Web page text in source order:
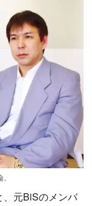
元BiSのメンバ